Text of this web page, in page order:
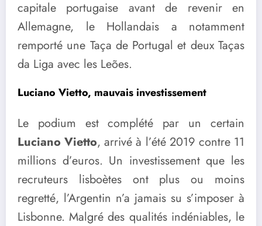
capitale portugaise avant de revenir en
Allemagne, le Hollandais a notamment
remporté une Taça de Portugal et deux Taças
da Liga avec les Leões.
Luciano Vietto, mauvais investissement
Le podium est complété par un certain
Luciano Vietto, arrivé à l’été 2019 contre 11
millions d’euros. Un investissement que les
recruteurs lisboètes ont plus ou moins
regretté, l’Argentin n’a jamais su s’imposer à
Lisbonne. Malgré des qualités indéniables, le